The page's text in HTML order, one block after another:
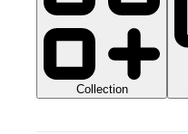
Collection